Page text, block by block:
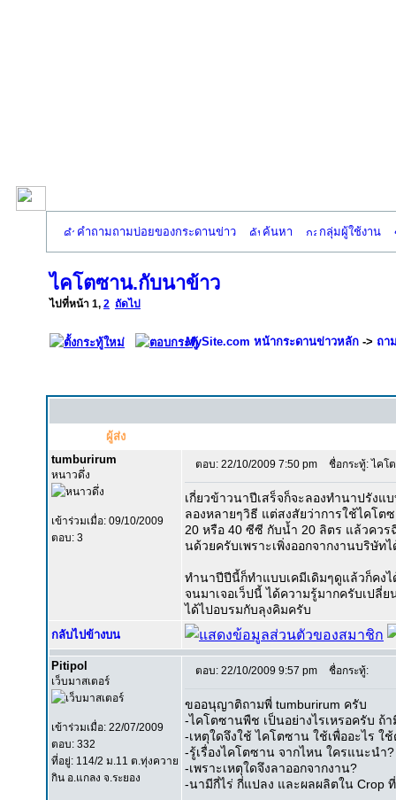
คำถามถามบ่อยของกระดานข่าว ค้นหา กลุ่มผู้ใช้งาน
ไคโตซาน.กับนาข้าว
ไปที่หน้า 1, 2 ถัดไป
MySite.com หน้ากระดานข่าวหลัก -> ถา
ผู้ส่ง
tumburirum
หนาวดึ่ง
เข้าร่วมเมื่อ: 09/10/2009
ตอบ: 3
ตอบ: 22/10/2009 7:50 pm ชื่อกระทู้: ไคโ
เกี่ยวข้าวนาปีเสร็จก็จะลองทำนาปรังแ
ลองหลายๆวิธี แต่สงสัยว่าการใช้ไคโ
20 หรือ 40 ซีซี กับน้ำ 20 ลิตร แล้วคว
นด้วยครับเพราะเพิ่งออกจากงานบริษัท
ทำนาปีปีนี้ก็ทำแบบเคมีเดิมๆดูแล้วก็คง
จนมาเจอเว็ปนี้ ได้ความรู้มากครับเปลี่
ได้ไปอบรมกับลุงคิมครับ
กลับไปข้างบน
Pitipol
เว็บมาสเตอร์
เข้าร่วมเมื่อ: 22/07/2009
ตอบ: 332
ที่อยู่: 114/2 ม.11 ต.ทุ่งควาย
กิน อ.แกลง จ.ระยอง
ตอบ: 22/10/2009 9:57 pm ชื่อกระทู้:
ขออนุญาติถามพี่ tumburirum ครับ
-ไคโตซานพืช เป็นอย่างไรเหรอครับ ถ้
-เหตุใดจึงใช้ ไคโตซาน ใช้เพื่ออะไร ใ
-รู้เรื่องไคโตซาน จากไหน ใครแนะนำ?
-เพราะเหตุใดจึงลาออกจากงาน?
-นามีกี่ไร่ กี่แปลง และผลผลิตใน Crop